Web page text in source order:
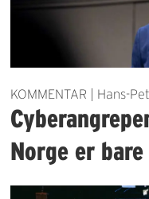
KOMMENTAR | Hans-
Norge er